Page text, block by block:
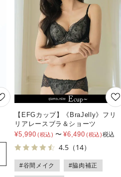
【EFGカップ】《BraJelly》フリ
リアレースブラ＆ショーツ
¥5,990 〜 ¥6,490 税込
4.5 （14）
#谷間メイク #脇肉補正